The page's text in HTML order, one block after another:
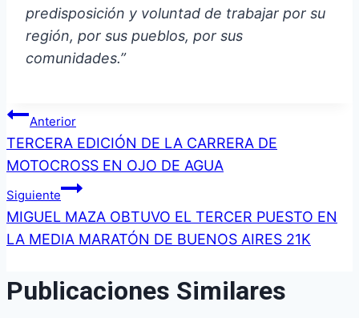
predisposición y voluntad de trabajar por su
región, por sus pueblos, por sus
comunidades.”
Navegación
de
entradas
Anterior
TERCERA EDICIÓN DE LA CARRERA DE
MOTOCROSS EN OJO DE AGUA
Siguiente
MIGUEL MAZA OBTUVO EL TERCER PUESTO EN
LA MEDIA MARATÓN DE BUENOS AIRES 21K
Publicaciones Similares